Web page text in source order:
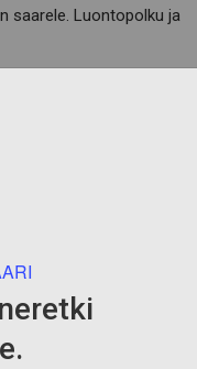
saarele. Luontopolku ja